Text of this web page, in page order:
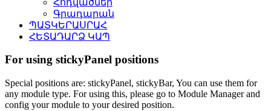
Գրադարան
ՊԱՏԿԵՐԱՍՐԱՀ
ՀԵՏԱԴԱՐՁ ԿԱՊ
For using stickyPanel positions
Special positions are: stickyPanel, stickyBar, You can use them for
any module type. For using this, please go to Module Manager and
config your module to your desired position.